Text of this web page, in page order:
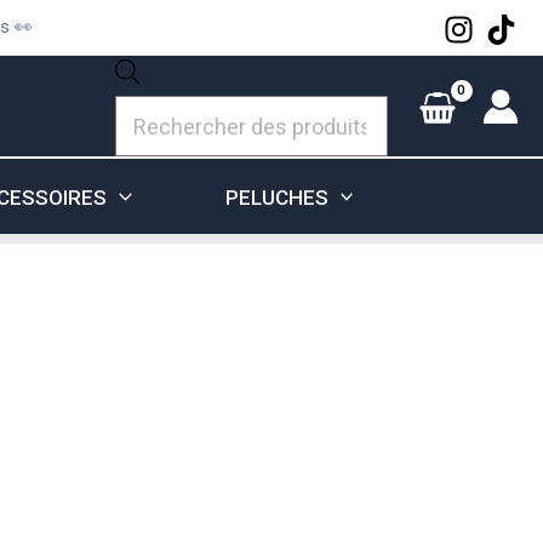
👀
de
produits
PELUCHES